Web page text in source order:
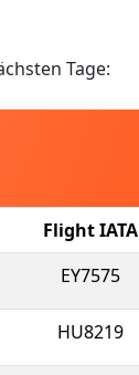
Tage:
Flight IATA
EY7575
HU8219